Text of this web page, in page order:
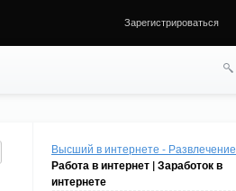
Зарегистрироваться
Высший в интернете - Развлечение
Работа в интернет | Заработок в
интернете